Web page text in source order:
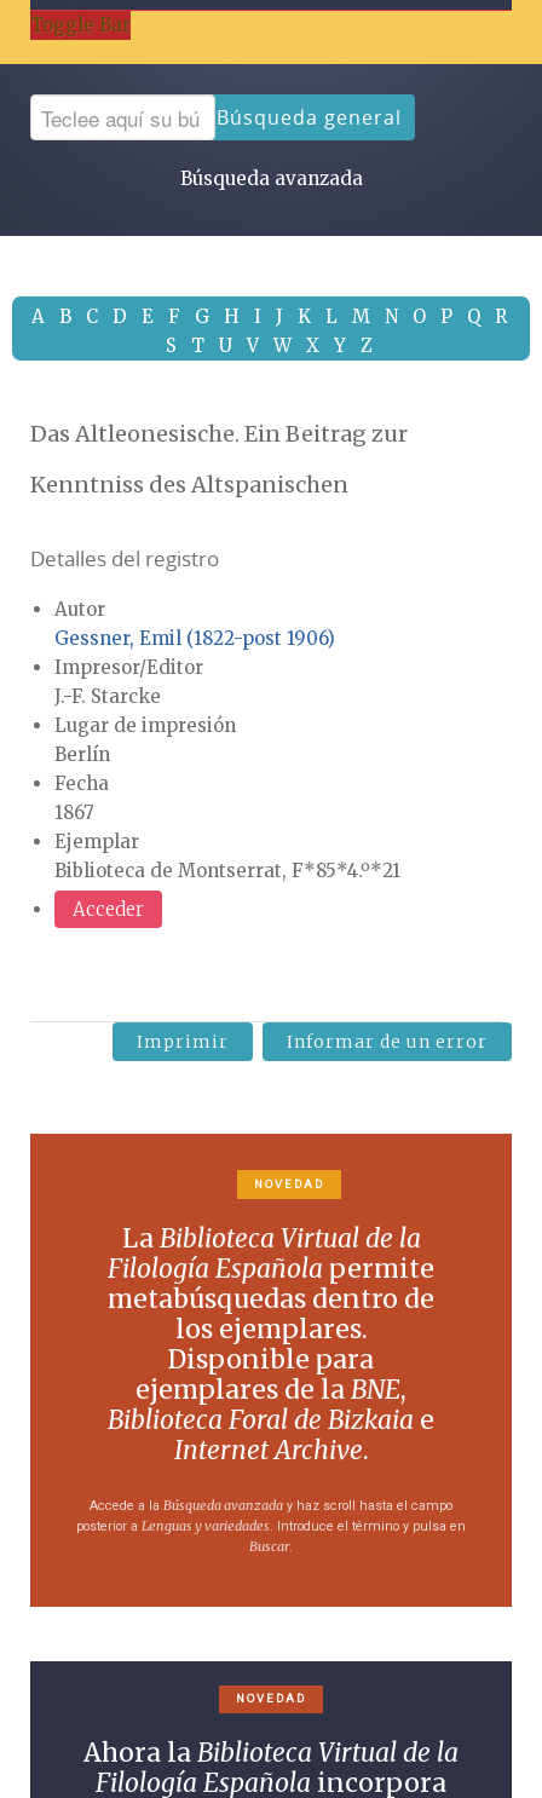
Toggle Bar
Búsqueda general
Búsqueda avanzada
A B C D E F G H I J K L M N O P Q
R
S
T U V W X Y Z
Das Altleonesische. Ein Beitrag zur
Kenntniss des Altspanischen
Detalles del registro
Autor
Gessner, Emil (1822-post 1906)
Impresor/Editor
J.-F. Starcke
Lugar de impresión
Berlín
Fecha
1867
Ejemplar
Biblioteca de Montserrat, F*85*4.º*21
Acceder
Imprimir Informar de un error
NOVEDAD
LaBiblioteca Virtual de la
Filología Española permite
metabúsquedas dentro de
los ejemplares.
Disponible para
ejemplares de laBNE,
Biblioteca Foral de Bizkaia e
Internet Archive.
Accede a la Búsqueda avanzada y haz scroll hasta el campo
posterior a Lenguas y variedades . Introduce el término y pulsa en
Buscar.
NOVEDAD
Ahora laBiblioteca Virtual de la
Filología Española incorpora